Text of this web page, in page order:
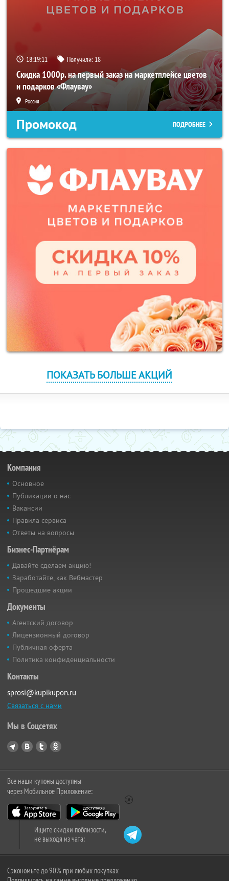
18:19:11 Получили: 18
Скидка 1000р. на первый заказ на маркетплейсе цветов
и подарков «Флаувау»
Россия
Промокод ПОДРОБНЕЕ
ПОКАЗАТЬ БОЛЬШЕ АКЦИЙ
Компания
Основное
Публикации о нас
Вакансии
Правила сервиса
Ответы на вопросы
Бизнес-Партнёрам
Давайте сделаем акцию!
Заработайте, как Вебмастер
Прошедшие акции
Документы
Агентский договор
Лицензионный договор
Публичная оферта
Политика конфиденциальности
Контакты
sprosi@kupikupon.ru
Связаться с нами
Мы в Соцсетях
Все наши купоны доступны
через Мобильное Приложение:
Ищите скидки поблизости,
не выходя из чата:
Сэкономьте до 90% при любых покупках